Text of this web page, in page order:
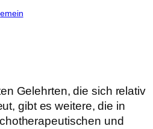
Gelehrten, die sich relativ
gibt es weitere, die in
und